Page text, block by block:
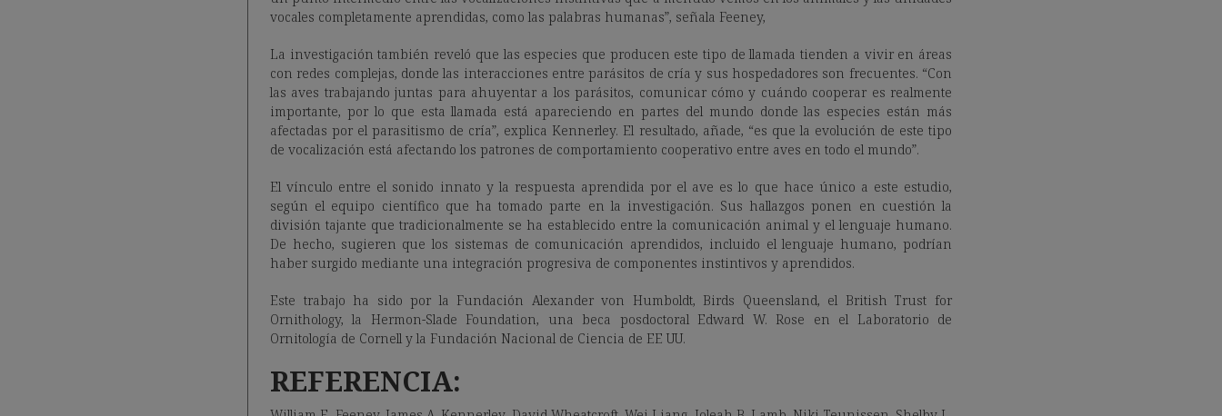
vocales completamente aprendidas, como las palabras humanas”, señala Feeney,
La investigación también reveló que las especies que producen este tipo de llamada tienden a vivir en áreas
con redes complejas, donde las interacciones entre parásitos de cría y sus hospedadores son frecuentes. “Con
las aves trabajando juntas para ahuyentar a los parásitos, comunicar cómo y cuándo cooperar es realmente
importante, por lo que esta llamada está apareciendo en partes del mundo donde las especies están más
afectadas por el parasitismo de cría”, explica Kennerley. El resultado, añade, “es que la evolución de este tipo
de vocalización está afectando los patrones de comportamiento cooperativo entre aves en todo el mundo”.
El vínculo entre el sonido innato y la respuesta aprendida por el ave es lo que hace único a este estudio,
según el equipo científico que ha tomado parte en la investigación. Sus hallazgos ponen en cuestión la
división tajante que tradicionalmente se ha establecido entre la comunicación animal y el lenguaje humano.
De hecho, sugieren que los sistemas de comunicación aprendidos, incluido el lenguaje humano, podrían
haber surgido mediante una integración progresiva de componentes instintivos y aprendidos.
Este trabajo ha sido por la Fundación Alexander von Humboldt, Birds Queensland, el British Trust for
Ornithology, la Hermon-Slade Foundation, una beca posdoctoral Edward W. Rose en el Laboratorio de
Ornitología de Cornell y la Fundación Nacional de Ciencia de EE UU.
REFERENCIA: